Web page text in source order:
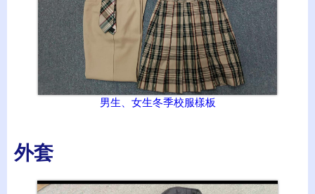
男生、女生冬季校服樣板
外套